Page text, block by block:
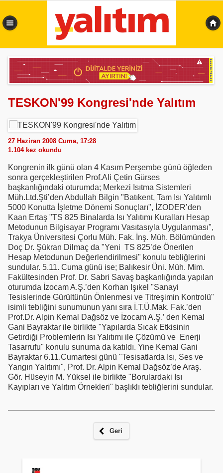
TESKON'99 Kongresi'nde Yalıtım
27 Haziran 2008 Cuma, 17:28
1.104kez okundu
Kongrenin ilk günü olan 4 Kasım Perşembe günü öğleden
sonra gerçekleştirilen Prof.Ali Çetin Gürses
başkanlığındaki oturumda; Merkezi Isıtma Sistemleri
Müh.Ltd.Şti’den Abdullah Bilgin "Batıkent, Tam Isı Yalıtımlı
5000 Konutta İşletme Dönemi Sonuçları", İZODER’den
Kaan Ertaş "TS 825 Binalarda Isı Yalıtımı Kuralları Hesap
Metodunun Bilgisayar Programı Vasıtasıyla Uygulanması",
Trakya Üniversitesi Çorlu Müh. Fak. İnş. Müh. Bölümünden
Doç Dr. Şükran Dilmaç da "Yeni TS 825’de Önerilen
Hesap Metodunun Değerlendirilmesi" konulu tebliğlerini
sundular. 5.11. Cuma günü ise; Balıkesir Üni. Müh. Mim.
Fakültesinden Prof. Dr. Sabri Savaş başkanlığında yapılan
oturumda İzocam A.Ş.’den Korhan Işıkel "Sanayi
Tesislerinde Gürültünün Önlenmesi ve Titreşimin Kontrolü"
isimli tebliğini sunumunun yanı sıra İ.T.Ü.Mak. Fak.’den
Prof.Dr. Alpin Kemal Dağsöz ve İzocam A.Ş.’ den Kemal
Gani Bayraktar ile birlikte "Yapılarda Sıcak Etkisinin
Getirdiği Problemlerin Isı Yalıtımı ile Çözümü ve Enerji
Tasarrufu" konulu sunuma da katıldı. Yine Kemal Gani
Bayraktar 6.11.Cumartesi günü "Tesisatlarda Isı, Ses ve
Yangın Yalıtımı", Prof. Dr. Alpin Kemal Dağsöz’de Araş.
Gör. Hüseyin M. Yüksel ile birlikte "Borulardaki Isı
Kayıpları ve Yalıtım Örnekleri" başlıklı tebliğlerini sundular.
Geri
0,430 sn